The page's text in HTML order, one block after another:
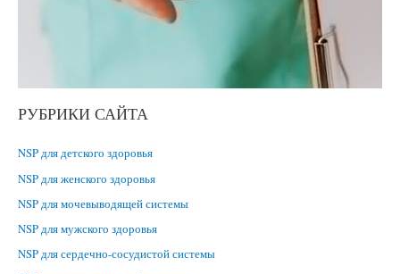
РУБРИКИ САЙТА
NSP для детского здоровья
NSP для женского здоровья
NSP для мочевыводящей системы
NSP для мужского здоровья
NSP для сердечно-сосудистой системы